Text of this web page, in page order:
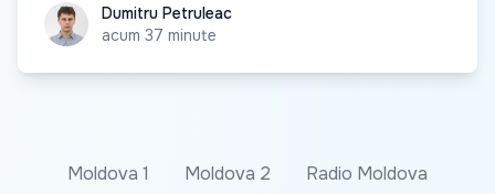
Dumitru Petruleac
Dumitru Petruleac
acum 37 minute
Moldova 1 Moldova 2
Radio Moldova